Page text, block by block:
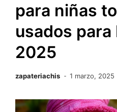
para niñas
usados para
2025
zapateriachis 1 marzo, 2025